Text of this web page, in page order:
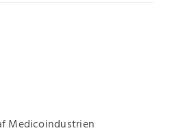
Medicoindustrien